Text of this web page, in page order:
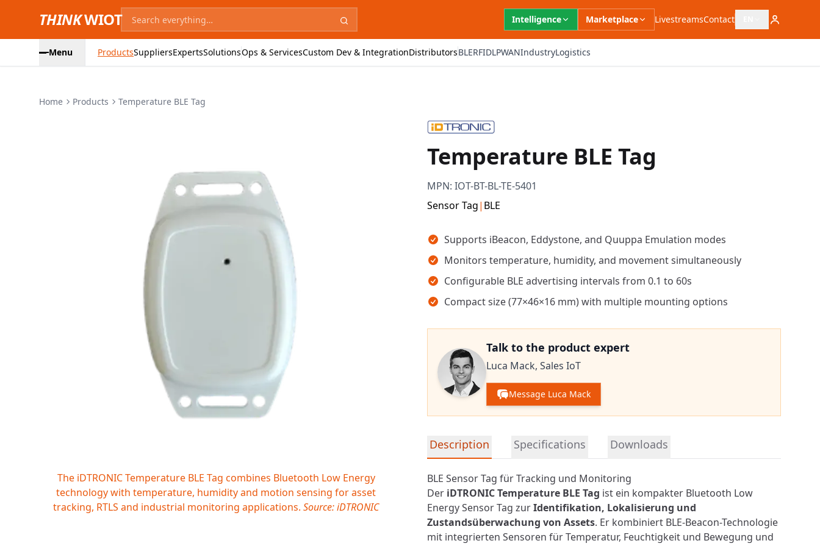
THINKWIOT Intelligence Marketplace LivestreamsContact Open language
Menu ProductsSuppliersExpertsSolutionsOps & ServicesCustom Dev & IntegrationDistributorsBLERFIDLPWANIndustryLogistics
Home Products Temperature BLE Tag
Temperature BLE Tag
MPN: IOT-BT-BL-TE-5401
Sensor Tag| BLE
Key takeaways
Supports iBeacon, Eddystone, and Quuppa Emulation modes
Monitors temperature, humidity, and movement simultaneously
Configurable BLE advertising intervals from 0.1 to 60s
Compact size (77×46×16 mm) with multiple mounting options
Talk to the product expert
Luca Mack, Sales IoT
Message Luca Mack
Detailed product information
Description Specifications Downloads
BLE Sensor Tag für Tracking und Monitoring
Der iDTRONIC Temperature BLE Tag ist ein kompakter Bluetooth Low
EnergySensor Tag zurIdentifikation, Lokalisierung und
Zustandsüberwachung von Assets. Er kombiniert BLE-Beacon-Technologie
mit integrierten Sensoren für Temperatur, Feuchtigkeit und Bewegung und
The iDTRONIC Temperature BLE Tag combines Bluetooth Low Energy
technology with temperature, humidity and motion sensing for asset
tracking, RTLS and industrial monitoring applications. Source: iDTRONIC